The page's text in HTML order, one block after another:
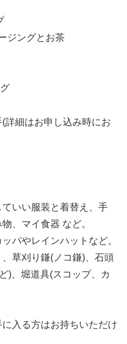
ジングとお茶
細はお申し込み時にお
いい服装と着替え、手
、マイ食器 など。
パやレインハットなど。
草刈り鎌(ノコ鎌)、石頭
)、堀道具(スコップ、カ
入る方はお持ちいただけ